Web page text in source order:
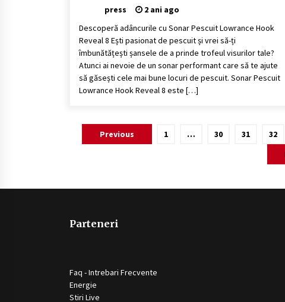
press
2 ani ago
Descoperă adâncurile cu Sonar Pescuit Lowrance Hook
Reveal 8 Ești pasionat de pescuit și vrei să-ți
îmbunătățești șansele de a prinde trofeul visurilor tale?
Atunci ai nevoie de un sonar performant care să te ajute
să găsești cele mai bune locuri de pescuit. Sonar Pescuit
Lowrance Hook Reveal 8 este […]
Paginație
Previous 1 … 30 31 32
Parteneri
Faq - Intrebari Frecvente
Energie
Stiri Live